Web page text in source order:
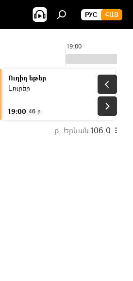
РУС ՀԱՅ
19:00
Ուղիղ եթեր
Լուրեր
19:00 46 ր
ք. Երևան 106.0